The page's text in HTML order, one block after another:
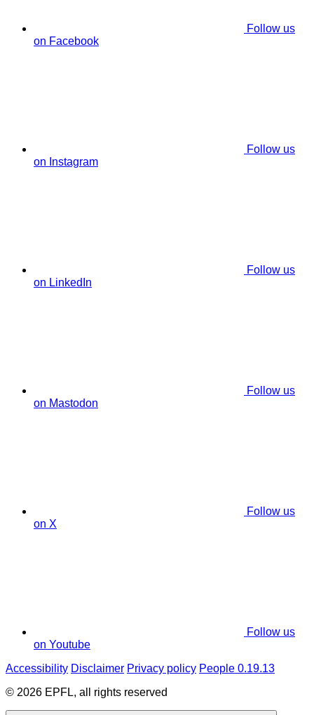
Follow us
on Facebook
Follow us
on Instagram
Follow us
on LinkedIn
Follow us
on Mastodon
Follow us
on X
Follow us
on Youtube
Accessibility Disclaimer Privacy policy People 0.19.13
© 2026 EPFL, all rights reserved